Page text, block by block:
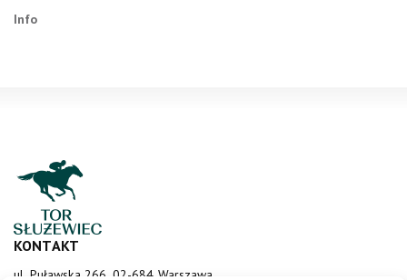
Info
KONTAKT
ul. Puławska 266, 02-684 Warszawa